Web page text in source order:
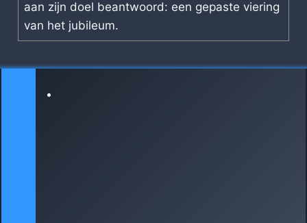
aan zijn doel beantwoord: een gepaste viering
van het jubileum.